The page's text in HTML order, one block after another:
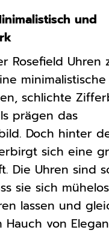
und
Rosefield Uhren
schlichte
prägen das
Doch hinter
sich eine
Die Uhren sind
sie sich
lassen und
von